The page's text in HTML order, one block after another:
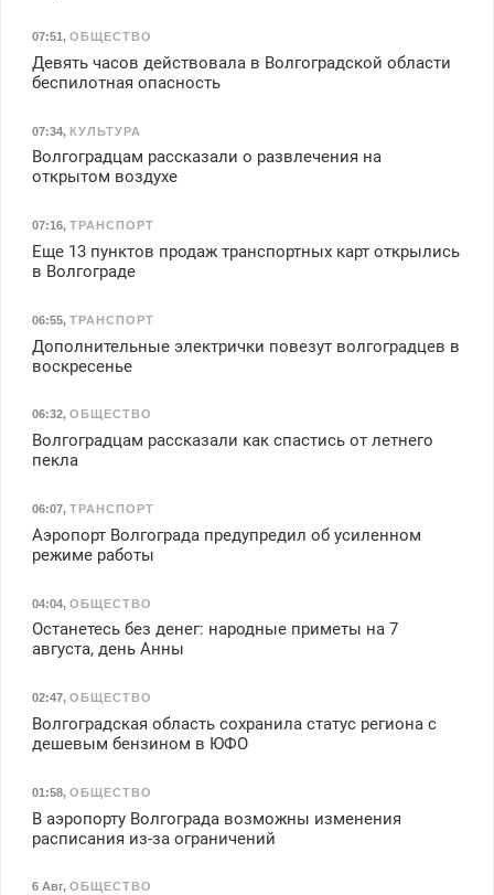
07:51, ОБЩЕСТВО
Девять часов действовала в Волгоградской области
беспилотная опасность
07:34, КУЛЬТУРА
Волгоградцам рассказали о развлечения на
открытом воздухе
07:16, ТРАНСПОРТ
Еще 13 пунктов продаж транспортных карт открылись
в Волгограде
06:55, ТРАНСПОРТ
Дополнительные электрички повезут волгоградцев в
воскресенье
06:32, ОБЩЕСТВО
Волгоградцам рассказали как спастись от летнего
пекла
06:07, ТРАНСПОРТ
Аэропорт Волгограда предупредил об усиленном
режиме работы
04:04, ОБЩЕСТВО
Останетесь без денег: народные приметы на 7
августа, день Анны
02:47, ОБЩЕСТВО
Волгоградская область сохранила статус региона с
дешевым бензином в ЮФО
01:58, ОБЩЕСТВО
В аэропорту Волгограда возможны изменения
расписания из-за ограничений
6 Авг, ОБЩЕСТВО